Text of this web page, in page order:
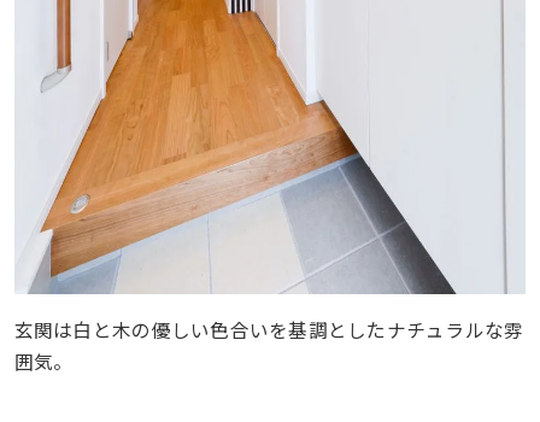
玄関は白と木の優しい色合いを基調としたナチュラルな雰
囲気。